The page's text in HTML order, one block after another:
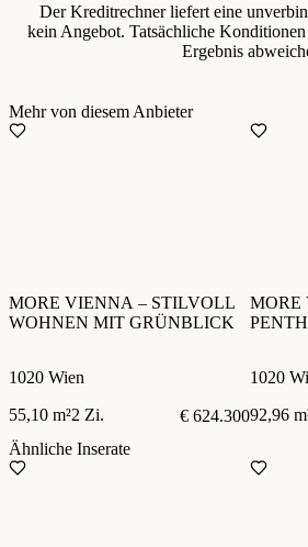
Der Kreditrechner liefert eine
kein Angebot. Tatsächliche
Ergebnis
Mehr von diesem Anbieter
MORE VIENNA – STILVOLL
WOHNEN MIT GRÜNBLICK
1020 Wien
55,10 m²2 Zi. € 624.300
MORE
1020
92,96
Ähnliche Inserate